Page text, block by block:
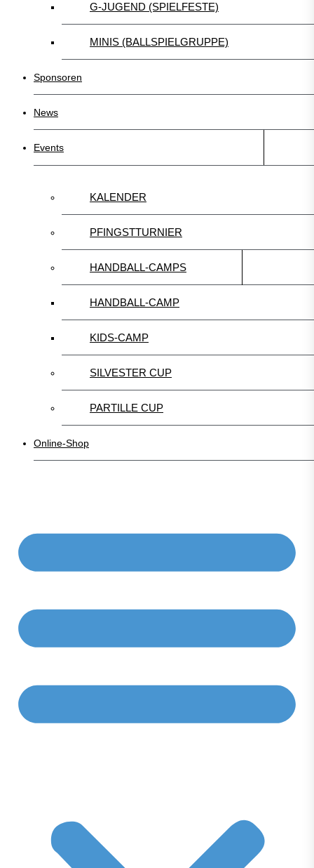
G-JUGEND (SPIELFESTE)
MINIS (BALLSPIELGRUPPE)
Sponsoren
News
Events
KALENDER
PFINGSTTURNIER
HANDBALL-CAMPS
HANDBALL-CAMP
KIDS-CAMP
SILVESTER CUP
PARTILLE CUP
Online-Shop